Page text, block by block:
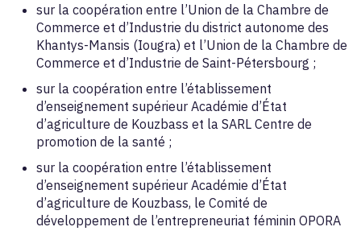
sur la coopération entre l’Union de la Chambre de
Commerce et d’Industrie du district autonome des
Khantys-Mansis (Iougra) et l’Union de la Chambre de
Commerce et d’Industrie de Saint-Pétersbourg ;
sur la coopération entre l’établissement
d’enseignement supérieur Académie d’État
d’agriculture de Kouzbass et la SARL Centre de
promotion de la santé ;
sur la coopération entre l’établissement
d’enseignement supérieur Académie d’État
d’agriculture de Kouzbass, le Comité de
développement de l’entrepreneuriat féminin OPORA